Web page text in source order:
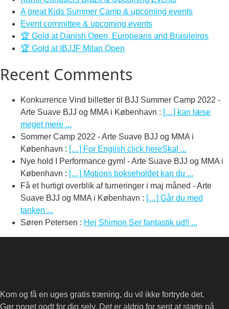
A great Kids Summer Camp & upcoming events
Event committee & upcoming events
🏆 Gold at Danish Open, Europeans and Brasileiros
🏆 Gold at IBJJF Milan Open
Recent Comments
Konkurrence Vind billetter til BJJ Summer Camp 2022 -
Arte Suave BJJ og MMA i København : […] kan læse
meget mere ...
Sommer Camp 2022 - Arte Suave BJJ og MMA i
København : […] For English click hereSkal ...
Nye hold I Performance gym! - Arte Suave BJJ og MMA i
København : […] Motions bokseholdet kan du ...
Få et hurtigt overblik af turneringer i maj måned - Arte
Suave BJJ og MMA i København : […] Går du med
tanken ...
Søren Petersen : Hej Shimon Ser fantastik ud!! ...
Kom og få en uges gratis træning, du vil ikke fortryde det.
Gør noget godt for dig selv. Det er aldrig for sent at starte på